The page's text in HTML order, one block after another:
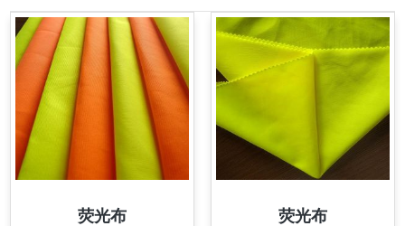
荧光布 荧光布